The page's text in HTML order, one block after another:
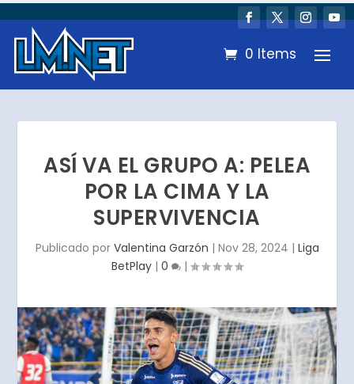
0 Items
ASÍ VA EL GRUPO A: PELEA
POR LA CIMA Y LA
SUPERVIVENCIA
Publicado por Valentina Garzón | Nov 28, 2024 | Liga
BetPlay | 0 |